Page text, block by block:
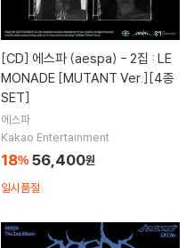
[CD] 에스파 (aespa) - 2집 : LE
MONADE [MUTANT Ver.][4종
SET]
에스파
Kakao Entertainment
18% 56,400원
일시품절